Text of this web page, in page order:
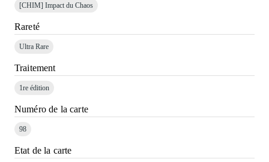
[CHIM] Impact du Chaos
Rareté
Ultra Rare
Traitement
1re édition
Numéro de la carte
98
Etat de la carte